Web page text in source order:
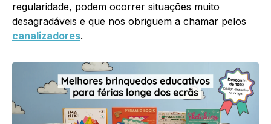
regularidade, podem ocorrer situações muito
desagradáveis e que nos obriguem a chamar pelos
canalizadores.